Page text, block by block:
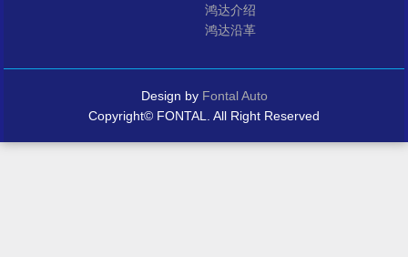
鸿达介绍
鸿达沿革
Design by Fontal Auto
Copyright© FONTAL. All Right Reserved